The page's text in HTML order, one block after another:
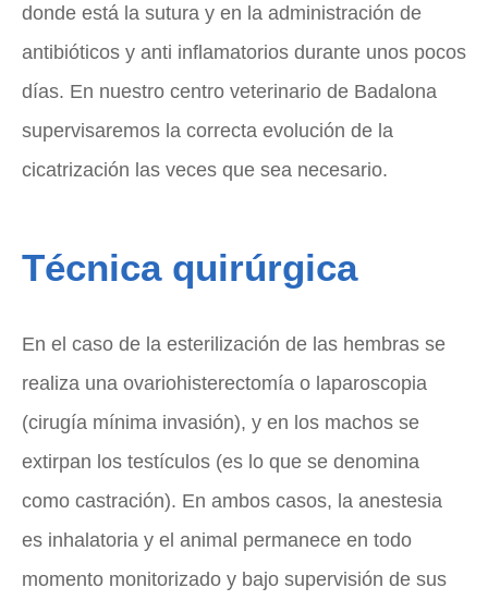
Técnica quirúrgica
En el caso de la esterilización de las hembras se
realiza una ovariohisterectomía o laparoscopia
(cirugía mínima invasión), y en los machos se
extirpan los testículos (es lo que se denomina
como castración). En ambos casos, la anestesia
es inhalatoria y el animal permanece en todo
momento monitorizado y bajo supervisión de sus
donde está la sutura y en la administración de
antibióticos y anti inflamatorios durante unos pocos
días. En nuestro centro veterinario de Badalona
supervisaremos la correcta evolución de la
cicatrización las veces que sea necesario.